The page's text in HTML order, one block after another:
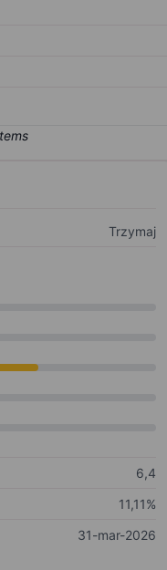
Trzymaj
6,4
11,11%
31-mar-2026